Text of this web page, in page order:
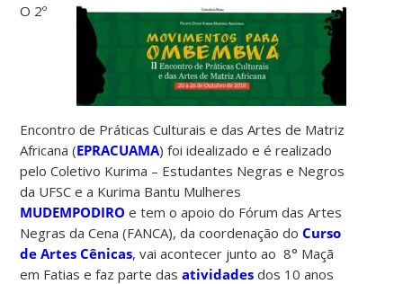
O 2º
Encontro de Práticas Culturais e das Artes de Matriz
Africana (EPRACUAMA) foi idealizado e é realizado
pelo Coletivo Kurima – Estudantes Negras e Negros
da UFSC e a Kurima Bantu Mulheres
MUDEMPODIRO e tem o apoio do Fórum das Artes
Negras da Cena (FANCA), da coordenação doCurso
de Artes Cênicas, vai acontecer junto ao 8° Maçã
em Fatias e faz parte dasatividades dos 10 anos